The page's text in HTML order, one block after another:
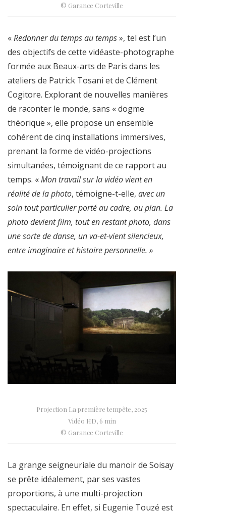
© Garance Corteville
«Redonner du temps au temps», tel est l’un
des objectifs de cette vidéaste-photographe
formée aux Beaux-arts de Paris dans les
ateliers de Patrick Tosani et de Clément
Cogitore. Explorant de nouvelles manières
de raconter le monde, sans « dogme
théorique », elle propose un ensemble
cohérent de cinq installations immersives,
prenant la forme de vidéo-projections
simultanées, témoignant de ce rapport au
temps. «Mon travail sur la vidéo vient en
réalité de la photo, témoigne-t-elle, avec un
soin tout particulier porté au cadre, au plan. La
photo devient film, tout en restant photo, dans
une sorte de danse, un va-et-vient silencieux,
entre imaginaire et histoire personnelle. »
Projection La première tempête, 2025
Vidéo HD, 6 min
© Garance Corteville
La grange seigneuriale du manoir de Soisay
se prête idéalement, par ses vastes
proportions, à une multi-projection
spectaculaire. En effet, si Eugenie Touzé est